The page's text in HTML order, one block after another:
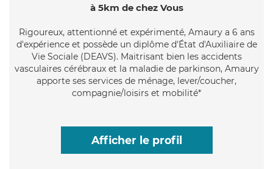
à 5km de chez Vous
Rigoureux, attentionné et expérimenté, Amaury a 6 ans
d'expérience et possède un diplôme d'État d'Auxiliaire de
Vie Sociale (DEAVS). Maitrisant bien les accidents
vasculaires cérébraux et la maladie de parkinson, Amaury
apporte ses services de ménage, lever/coucher,
compagnie/loisirs et mobilité*
Afficher le profil